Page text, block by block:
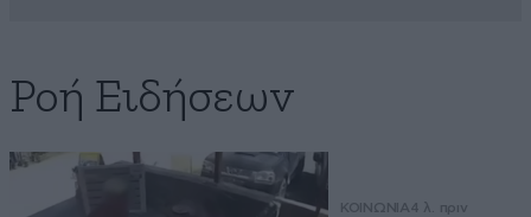
Ροή Ειδήσεων
ΚΟΙΝΩΝΙΑ4 λ. πριν